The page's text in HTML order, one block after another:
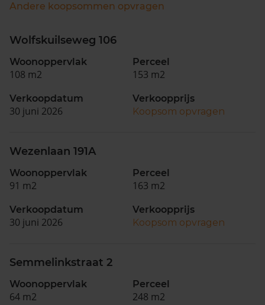
Andere koopsommen opvragen
Wolfskuilseweg 106
Woonoppervlak
108 m2
Perceel
153 m2
Verkoopdatum
30 juni 2026
Verkoopprijs
Koopsom opvragen
Wezenlaan 191A
Woonoppervlak
91 m2
Perceel
163 m2
Verkoopdatum
30 juni 2026
Verkoopprijs
Koopsom opvragen
Semmelinkstraat 2
Woonoppervlak
64 m2
Perceel
248 m2